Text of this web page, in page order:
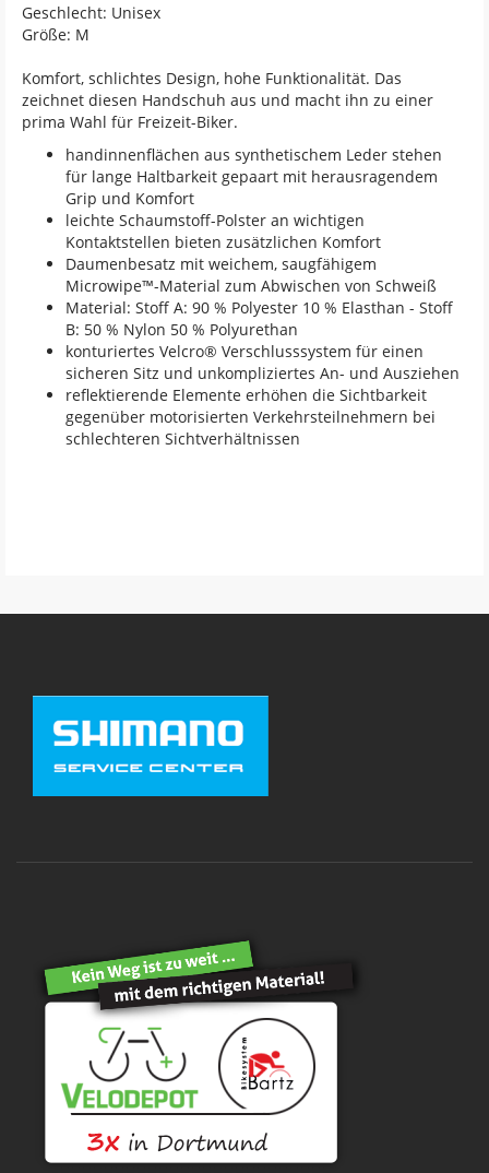
Geschlecht: Unisex
Größe: M
Komfort, schlichtes Design, hohe Funktionalität. Das
zeichnet diesen Handschuh aus und macht ihn zu einer
prima Wahl für Freizeit-Biker.
handinnenflächen aus synthetischem Leder stehen
für lange Haltbarkeit gepaart mit herausragendem
Grip und Komfort
leichte Schaumstoff-Polster an wichtigen
Kontaktstellen bieten zusätzlichen Komfort
Daumenbesatz mit weichem, saugfähigem
Microwipe™-Material zum Abwischen von Schweiß
Material: Stoff A: 90 % Polyester 10 % Elasthan - Stoff
B: 50 % Nylon 50 % Polyurethan
konturiertes Velcro® Verschlusssystem für einen
sicheren Sitz und unkompliziertes An- und Ausziehen
reflektierende Elemente erhöhen die Sichtbarkeit
gegenüber motorisierten Verkehrsteilnehmern bei
schlechteren Sichtverhältnissen